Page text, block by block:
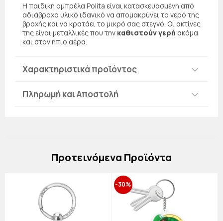
Η παιδική ομπρέλα Polita είναι κατασκευασμένη από
αδιάβροχο υλικό ιδανικό να απομακρύνει το νερό της
βροχής και να κρατάει το μικρό σας στεγνό. Οι ακτίνες
της είναι μεταλλικές που την καθιστούν γερή ακόμα
και στον ήπιο αέρα.
Χαρακτηριστικά προϊόντος
Πληρωμή και Αποστολή
Πρoτεινόμενα Προϊόντα
-30%